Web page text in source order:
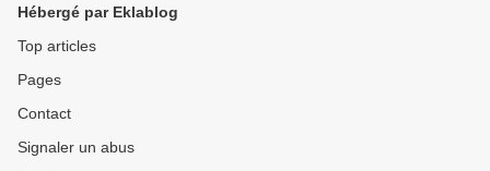
Hébergé par Eklablog
Top articles
Pages
Contact
Signaler un abus